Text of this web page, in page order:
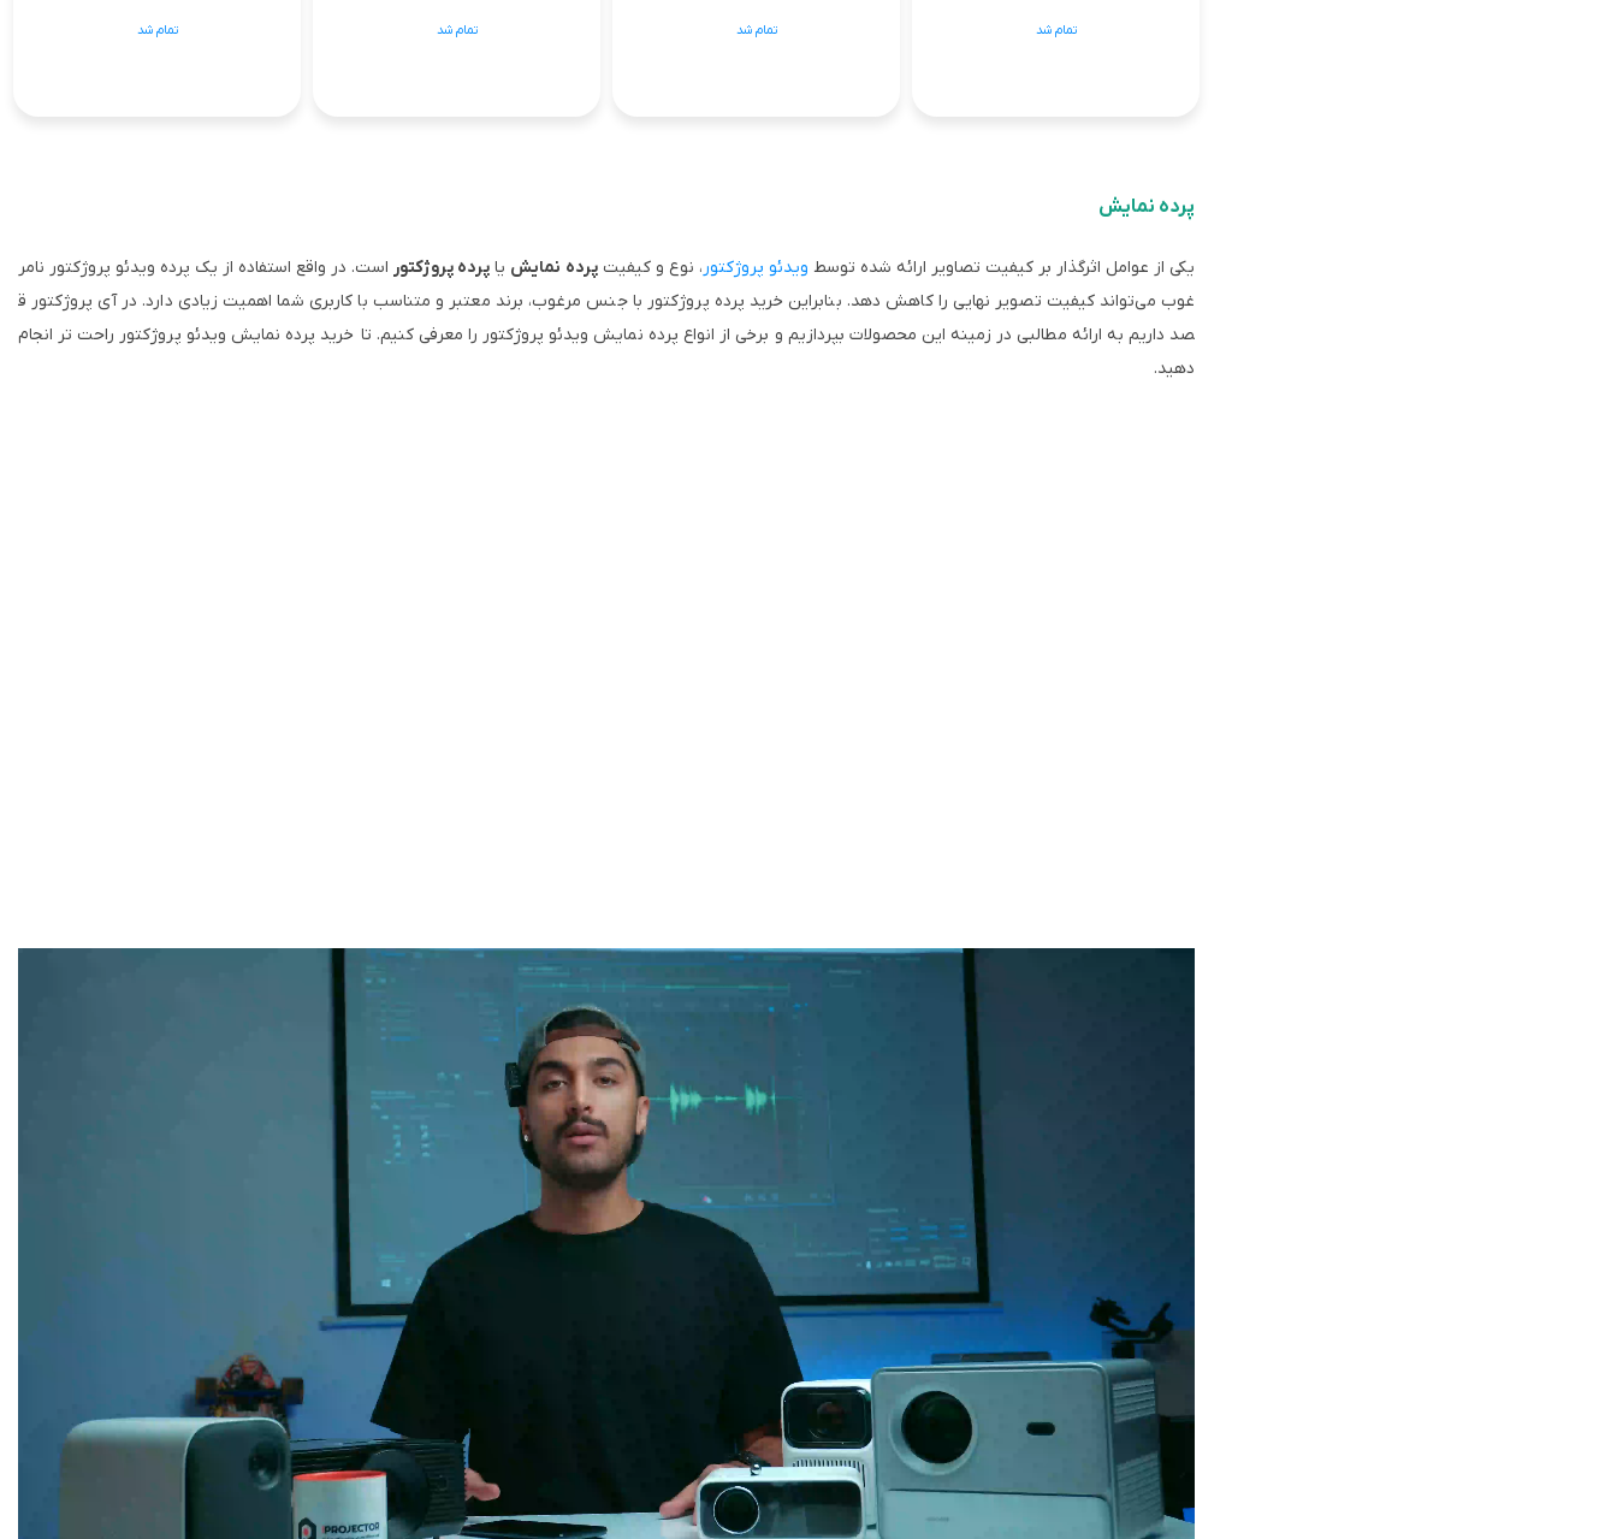
تمام شد تمام شد تمام شد تمام شد
پرده نمایش
یکی از عوامل اثرگذار بر کیفیت تصاویر ارائه‌ شده توسط ویدئو پروژکتور، نوع و کیفیتپرده نمایش یا پرده پروژکتور است. در واقع استفاده از یک پرده ویدئو پروژکتور نامر
غوب می‌تواند کیفیت تصویر نهایی را کاهش دهد. بنابراین خرید پرده پروژکتور با جنس مرغوب، برند معتبر و متناسب با کاربری شما اهمیت زیادی دارد. در آی پروژکتور ق
صد داریم به ارائه مطالبی در زمینه این محصولات بپردازیم و برخی از انواع پرده نمایش ویدئو پروژکتور را معرفی کنیم. تا خرید پرده نمایش ویدئو پروژکتور راحت تر انجام
دهید.